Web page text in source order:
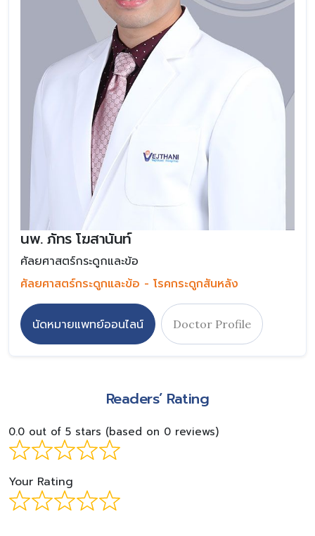
นพ. ภัทร โฆสานันท์
ศัลยศาสตร์กระดูกและข้อ
ศัลยศาสตร์กระดูกและข้อ - โรคกระดูกสันหลัง
นัดหมายแพทย์ออนไลน์ Doctor Profile
Readers’ Rating
0.0 out of 5 stars (based on 0 reviews)
Your Rating